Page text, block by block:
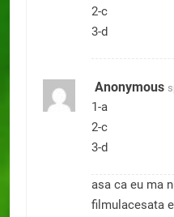
2-c
3-d
Anonymous
1-a
2-c
3-d
asa ca eu ma
filmulacesata